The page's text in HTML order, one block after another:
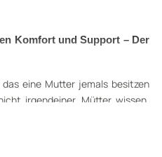
Komfort und Support – Der
eine Mutter jemals besitzen
irgendeiner. Mütter wissen,
bequem ist. Ob Sie es